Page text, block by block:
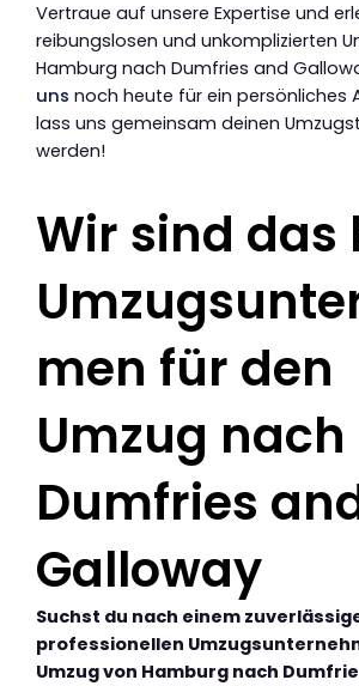
Vertraue auf unsere Expertise und
reibungslosen und unkomplizierten
Hamburg nach Dumfries and
uns noch heute für ein persönliches
lass uns gemeinsam deinen
werden!
Wir sind das
men für den
Umzug nach
Dumfries
Galloway
Suchst du nach einem
professionellen
Umzug von Hamburg nach